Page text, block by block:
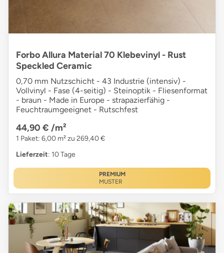
Forbo Allura Material 70 Klebevinyl - Rust
Speckled Ceramic
0,70 mm Nutzschicht - 43 Industrie (intensiv) -
Vollvinyl - Fase (4-seitig) - Steinoptik - Fliesenformat
- braun - Made in Europe - strapazierfähig -
Feuchtraumgeeignet - Rutschfest
44,90 € /m²
1 Paket: 6,00 m² zu 269,40 €
Lieferzeit: 10 Tage
PREMIUM
MUSTER